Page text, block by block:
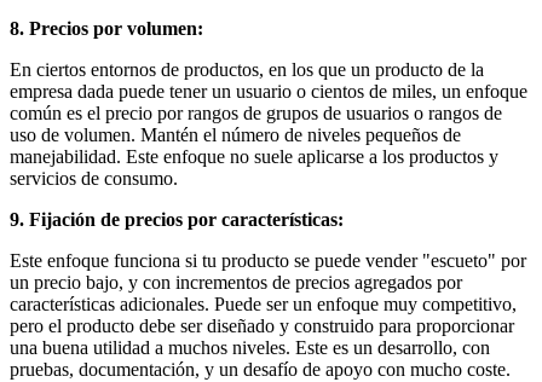
8. Precios por volumen:
En ciertos entornos de productos, en los que un producto de la
empresa dada puede tener un usuario o cientos de miles, un enfoque
común es el precio por rangos de grupos de usuarios o rangos de
uso de volumen. Mantén el número de niveles pequeños de
manejabilidad. Este enfoque no suele aplicarse a los productos y
servicios de consumo.
9. Fijación de precios por características:
Este enfoque funciona si tu producto se puede vender "escueto" por
un precio bajo, y con incrementos de precios agregados por
características adicionales. Puede ser un enfoque muy competitivo,
pero el producto debe ser diseñado y construido para proporcionar
una buena utilidad a muchos niveles. Este es un desarrollo, con
pruebas, documentación, y un desafío de apoyo con mucho coste.